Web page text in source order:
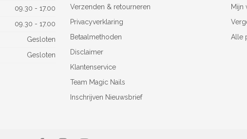
09.30 - 17.00
09.30 - 17.00
Gesloten
Gesloten
Verzenden & retourneren
Privacyverklaring
Betaalmethoden
Disclaimer
Klantenservice
Team Magic Nails
Inschrijven Nieuwsbrief
Mijn
Alle